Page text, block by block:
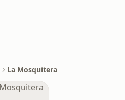
La Mosquitera